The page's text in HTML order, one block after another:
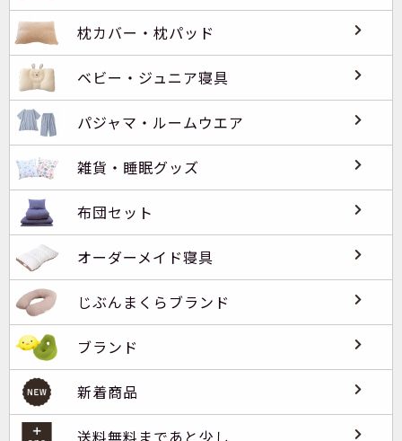
枕カバー・枕パッド
ベビー・ジュニア寝具
パジャマ・ルームウエア
雑貨・睡眠グッズ
布団セット
オーダーメイド寝具
じぶんまくらブランド
ブランド
新着商品